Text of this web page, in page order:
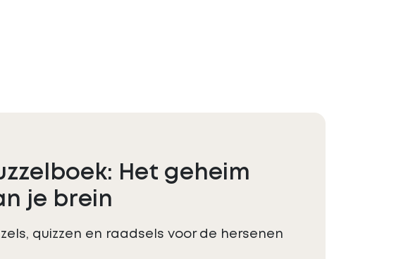
Het geheim
je brein
quizzen en raadsels voor de hersenen